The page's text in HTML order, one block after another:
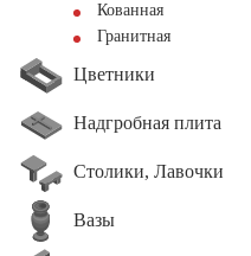
Кованная
Гранитная
Цветники
Надгробная плита
Столики, Лавочки
Вазы